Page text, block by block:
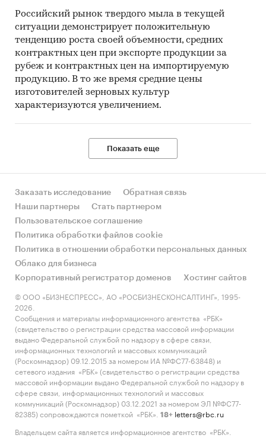
Российский рынок твердого мыла в текущей
ситуации демонстрирует положительную
тенденцию роста своей объемности, средних
контрактных цен при экспорте продукции за
рубеж и контрактных цен на импортируемую
продукцию. В то же время средние цены
изготовителей зерновых культур
характеризуются увеличением.
Показать еще
Заказать исследование
Обратная связь
Наши партнеры
Стать партнером
Пользовательское соглашение
Политика обработки файлов cookie
Политика в отношении обработки персональных данных
Облако для бизнеса
Корпоративный регистратор доменов
Хостинг сайтов
© ООО «БИЗНЕСПРЕСС», АО «РОСБИЗНЕСКОНСАЛТИНГ», 1995-
2026.
Сообщения и материалы информационного агентства «РБК»
(свидетельство о регистрации средства массовой информации
выдано Федеральной службой по надзору в сфере связи,
информационных технологий и массовых коммуникаций
(Роскомнадзор) 09.12.2015 за номером ИА №ФС77-63848) и
сетевого издания «РБК» (свидетельство о регистрации средства
массовой информации выдано Федеральной службой по надзору в
сфере связи, информационных технологий и массовых
коммуникаций (Роскомнадзор) 03.12.2021 за номером ЭЛ №ФС77-
82385) сопровождаются пометкой «РБК».
18+ letters@rbc.ru
Владельцем сайта является информационное агентство «РБК».